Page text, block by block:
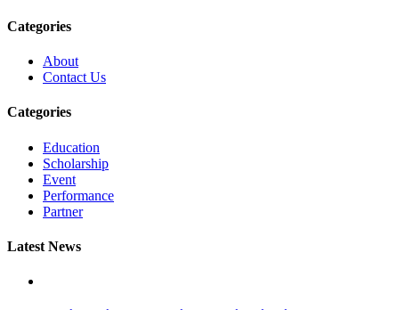
Categories
About
Contact Us
Categories
Education
Scholarship
Event
Performance
Partner
Latest News